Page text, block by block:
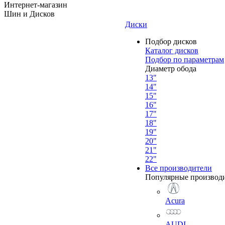
Интернет-магазин
Шин и Дисков
Диски
Подбор дисков
Каталог дисков
Подбор по параметрам
Диаметр обода
13"
14"
15"
16"
17"
18"
19"
20"
21"
22"
Все производители
Популярные
Acura